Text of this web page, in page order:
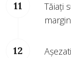
Tăiați